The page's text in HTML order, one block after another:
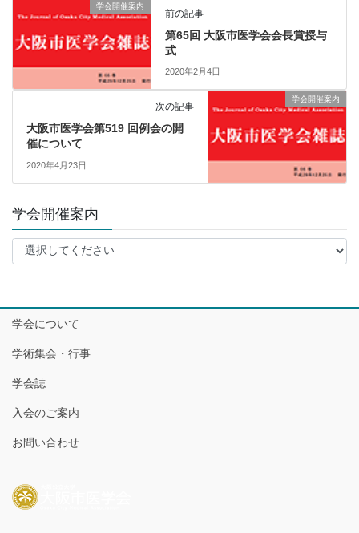
学会開催案内
前の記事
第65回 大阪市医学会会長賞授与
式
2020年2月4日
学会開催案内
次の記事
大阪市医学会第519 回例会の開
催について
2020年4月23日
学会開催案内
学会について
学術集会・行事
学会誌
入会のご案内
お問い合わせ